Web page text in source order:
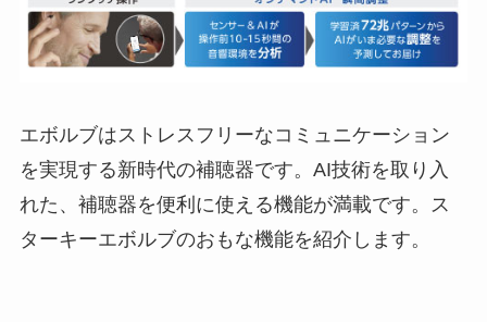
エボルブはストレスフリーなコミュニケーション
を実現する新時代の補聴器です。AI技術を取り入
れた、補聴器を便利に使える機能が満載です。ス
ターキーエボルブのおもな機能を紹介します。